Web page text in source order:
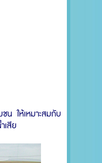
น ให้เหมาะสมกับ
เสีย